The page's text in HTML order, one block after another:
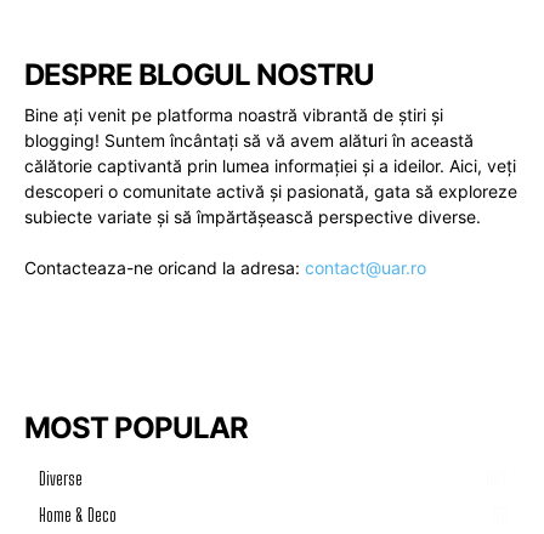
DESPRE BLOGUL NOSTRU
Bine ați venit pe platforma noastră vibrantă de știri și
blogging! Suntem încântați să vă avem alături în această
călătorie captivantă prin lumea informației și a ideilor. Aici, veți
descoperi o comunitate activă și pasionată, gata să exploreze
subiecte variate și să împărtășească perspective diverse.
Contacteaza-ne oricand la adresa: contact@uar.ro
MOST POPULAR
Diverse
Home & Deco